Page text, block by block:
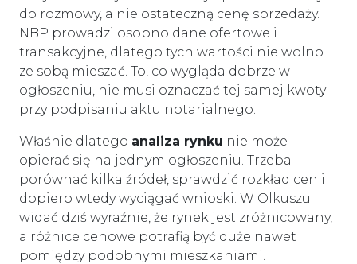
do rozmowy, a nie ostateczną cenę sprzedaży.
NBP prowadzi osobno dane ofertowe i
transakcyjne, dlatego tych wartości nie wolno
ze sobą mieszać. To, co wygląda dobrze w
ogłoszeniu, nie musi oznaczać tej samej kwoty
przy podpisaniu aktu notarialnego.
Właśnie dlatego analiza rynku nie może
opierać się na jednym ogłoszeniu. Trzeba
porównać kilka źródeł, sprawdzić rozkład cen i
dopiero wtedy wyciągać wnioski. W Olkuszu
widać dziś wyraźnie, że rynek jest zróżnicowany,
a różnice cenowe potrafią być duże nawet
pomiędzy podobnymi mieszkaniami.